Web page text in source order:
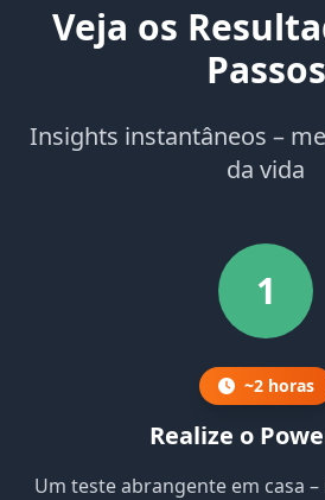
Veja os
Passos
Insights instantâneos –
da vida
1
~2 horas
Realize o
Um teste abrangente em casa